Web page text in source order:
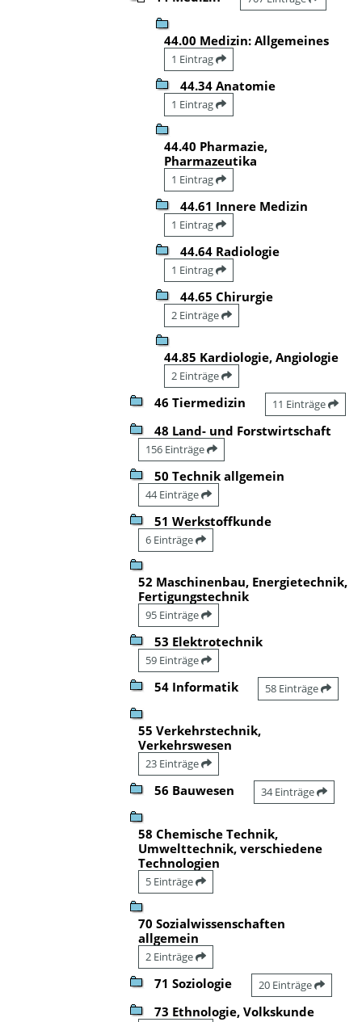
44.00 Medizin: Allgemeines
1 Eintrag
44.34 Anatomie
1 Eintrag
44.40 Pharmazie,
Pharmazeutika
1 Eintrag
44.61 Innere Medizin
1 Eintrag
44.64 Radiologie
1 Eintrag
44.65 Chirurgie
2 Einträge
44.85 Kardiologie, Angiologie
2 Einträge
46 Tiermedizin 11 Einträge
48 Land- und Forstwirtschaft
156 Einträge
50 Technik allgemein
44 Einträge
51 Werkstoffkunde
6 Einträge
52 Maschinenbau, Energietechnik,
Fertigungstechnik
95 Einträge
53 Elektrotechnik
59 Einträge
54 Informatik 58 Einträge
55 Verkehrstechnik,
Verkehrswesen
23 Einträge
56 Bauwesen 34 Einträge
58 Chemische Technik,
Umwelttechnik, verschiedene
Technologien
5 Einträge
70 Sozialwissenschaften
allgemein
2 Einträge
71 Soziologie 20 Einträge
73 Ethnologie, Volkskunde